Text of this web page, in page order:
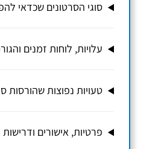
סוגי הסרטונים שכדאי
עלויות, לוחות זמנים
טעויות נפוצות שהורסות
פרטיות, אישורים ודרישות